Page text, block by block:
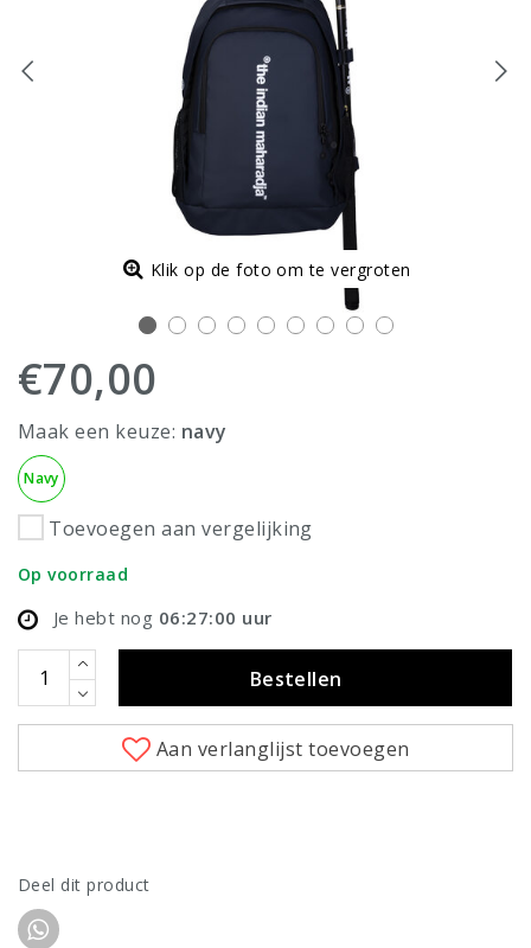
Klik op de foto om te vergroten
€70,00
Maak een keuze: navy
Navy
Toevoegen aan vergelijking
Op voorraad
Je hebt nog 06:27:00 uur
Bestellen
Aan verlanglijst toevoegen
Deel dit product